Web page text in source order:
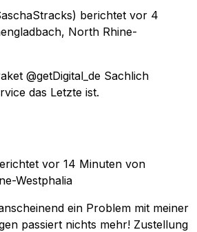
berichtet vor 4
North Rhine-
@getDigital_de Sachlich
das Letzte ist.
vor 14 Minuten von
Westphalia
ein Problem mit meiner
passiert nichts mehr! Zustellung